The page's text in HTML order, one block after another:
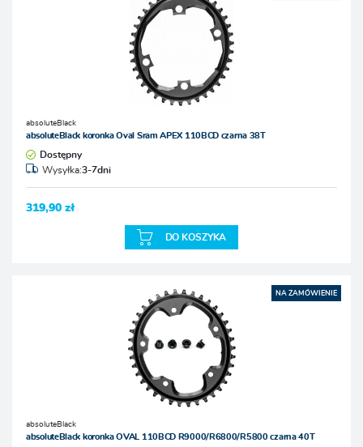
absoluteBlack
absoluteBlack koronka Oval Sram APEX 110BCD czarna 38T
Dostępny
Wysyłka:3-7dni
319,90 zł
DO KOSZYKA
NA ZAMÓWIENIE
absoluteBlack
absoluteBlack koronka OVAL 110BCD R9000/R6800/R5800 czarna 40T